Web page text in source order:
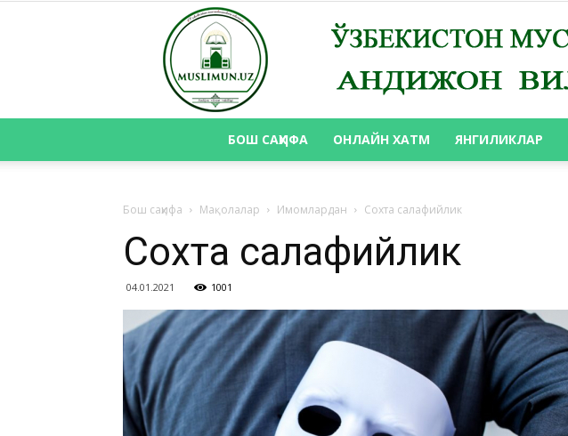
БОШ САҲИФА ОНЛАЙН ХАТМ ЯНГИЛИКЛАР
Бош саҳифа Мақолалар Имомлардан Сохта салафийлик
Сохта салафийлик
04.01.2021 1001